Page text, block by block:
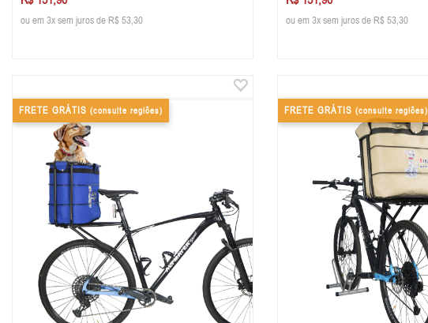
ou em 3x sem juros de R$ 53,30 ou em 3x sem juros de R$ 53,30
FRETE GRÁTIS (consulte regiões) FRETE GRÁTIS (consulte regiões)